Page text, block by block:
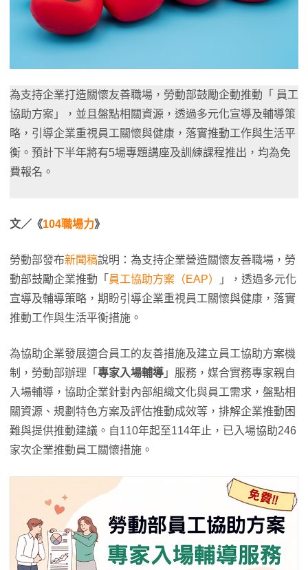
為支持企業打造關懷友善職場，勞動部鼓勵企動推動「 員工
協助方案」，並且盤點相關資源，透過多元化宣導及輔導策
略，引導企業重視員工關懷與健康，落實推動工作與生活平
衡。預計下半年將有5場專題講座及訓練課程推出，均為免
費報名。
文／《104職場力》
勞動部發布新聞稿說明：為支持企業營造關懷友善職場，勞
動部鼓勵企業推動「 員工協助方案（EAP）
」，透過多元化
宣導及輔導策略，期盼引導企業重視員工關懷與健康，落實
推動工作與生活平衡措施。
為協助企業發展適合員工的友善措施及建立員工協助方案機
制，勞動部辦理「 專家入場輔導 」服務，媒合實務專家親自
入場輔導，協助企業針對內部組織文化與員工需求，盤點相
關資源、規劃特色方案及評估推動成效等，排解企業推動困
難與提供推動建議。自110年起至114年止，已入場協助246
家次企業推動員工關懷措施。